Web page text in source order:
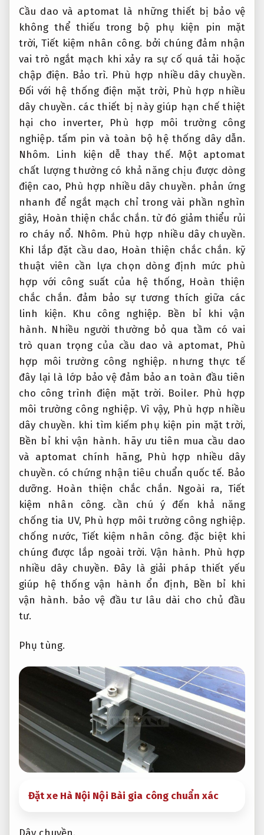
Cầu dao và aptomat là những thiết bị bảo vệ
không thể thiếu trong bộ phụ kiện pin mặt
trời,Tiết kiệm nhân công. bởi chúng đảm nhận
vai trò ngắt mạch khi xảy ra sự cố quá tải hoặc
chập điện. Bảo trì. Phù hợp nhiều dây chuyền.
Đối với hệ thống điện mặt trời, Phù hợp nhiều
dây chuyền. các thiết bị này giúp hạn chế thiệt
hại cho inverter, Phù hợp môi trường công
nghiệp. tấm pin và toàn bộ hệ thống dây dẫn.
Nhôm.
Linh kiện dễ thay thế. Một aptomat
chất lượng thường có khả năng chịu được dòng
điện cao, Phù hợp nhiều dây chuyền. phản ứng
nhanh để ngắt mạch chỉ trong vài phần nghìn
giây, Hoàn thiện chắc chắn. từ đó giảm thiểu rủi
ro cháy nổ. Nhôm. Phù hợp nhiều dây chuyền.
Khi lắp đặt cầu dao, Hoàn thiện chắc chắn. kỹ
thuật viên cần lựa chọn dòng định mức phù
hợp với công suất của hệ thống, Hoàn thiện
chắc chắn. đảm bảo sự tương thích giữa các
linh kiện. Khu công nghiệp.
Bền bỉ khi vận
hành. Nhiều người thường bỏ qua tầm có vai
trò quan trọng của cầu dao và aptomat, Phù
hợp môi trường công nghiệp. nhưng thực tế
đây lại là lớp bảo vệ đảm bảo an toàn đầu tiên
cho công trình điện mặt trời. Boiler. Phù hợp
môi trường công nghiệp. Vì vậy, Phù hợp nhiều
dây chuyền. khi tìm kiếm phụ kiện pin mặt trời,
Bền bỉ khi vận hành. hãy ưu tiên mua cầu dao
và aptomat chính hãng, Phù hợp nhiều dây
chuyền. có chứng nhận tiêu chuẩn quốc tế. Bảo
dưỡng. Hoàn thiện chắc chắn. Ngoài ra, Tiết
kiệm nhân công. cần chú ý đến khả năng
chống tia UV, Phù hợp môi trường công nghiệp.
chống nước, Tiết kiệm nhân công. đặc biệt khi
chúng được lắp ngoài trời. Vận hành. Phù hợp
nhiều dây chuyền. Đây là giải pháp thiết yếu
giúp hệ thống vận hành ổn định, Bền bỉ khi
vận hành. bảo vệ đầu tư lâu dài cho chủ đầu
tư.
Phụ tùng.
Đặt xe Hà Nội Nội Bài gia công chuẩn xác